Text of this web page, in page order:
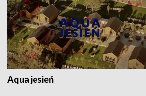
Aqua jesień